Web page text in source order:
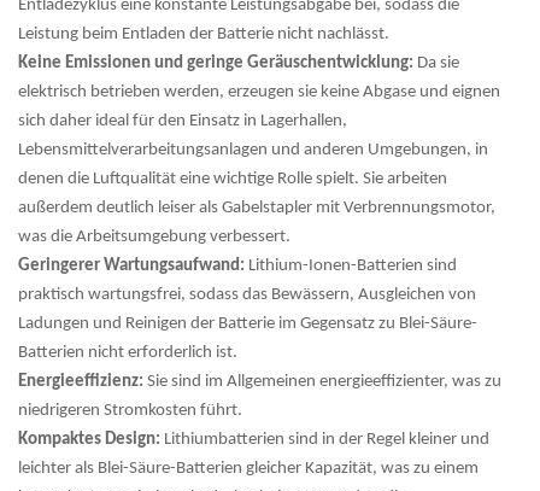
Entladezyklus eine konstante Leistungsabgabe bei, sodass die
Leistung beim Entladen der Batterie nicht nachlässt.
Keine Emissionen und geringe Geräuschentwicklung: Da sie
elektrisch betrieben werden, erzeugen sie keine Abgase und eignen
sich daher ideal für den Einsatz in Lagerhallen,
Lebensmittelverarbeitungsanlagen und anderen Umgebungen, in
denen die Luftqualität eine wichtige Rolle spielt. Sie arbeiten
außerdem deutlich leiser als Gabelstapler mit Verbrennungsmotor,
was die Arbeitsumgebung verbessert.
Geringerer Wartungsaufwand: Lithium-Ionen-Batterien sind
praktisch wartungsfrei, sodass das Bewässern, Ausgleichen von
Ladungen und Reinigen der Batterie im Gegensatz zu Blei-Säure-
Batterien nicht erforderlich ist.
Energieeffizienz: Sie sind im Allgemeinen energieeffizienter, was zu
niedrigeren Stromkosten führt.
Kompaktes Design: Lithiumbatterien sind in der Regel kleiner und
leichter als Blei-Säure-Batterien gleicher Kapazität, was zu einem